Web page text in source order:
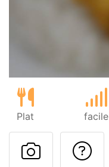
Plat facile